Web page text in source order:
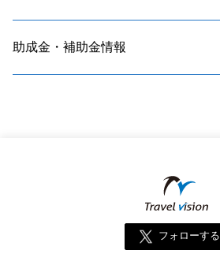
助成金・補助金情報
フォローする